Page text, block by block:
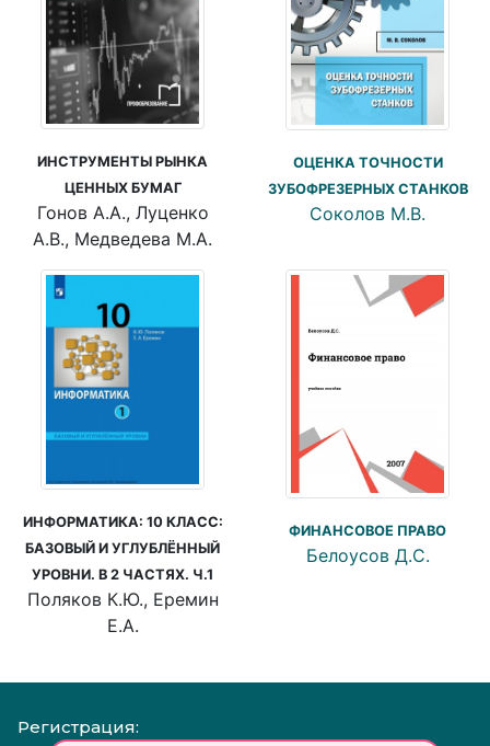
ИНСТРУМЕНТЫ РЫНКА
ЦЕННЫХ БУМАГ
Гонов А.А., Луценко
А.В., Медведева М.А.
ОЦЕНКА ТОЧНОСТИ
ЗУБОФРЕЗЕРНЫХ СТАНКОВ
Соколов М.В.
ИНФОРМАТИКА: 10 КЛАСС:
БАЗОВЫЙ И УГЛУБЛЁННЫЙ
УРОВНИ. В 2 ЧАСТЯХ. Ч.1
Поляков К.Ю., Еремин
Е.А.
ФИНАНСОВОЕ ПРАВО
Белоусов Д.С.
Регистрация: